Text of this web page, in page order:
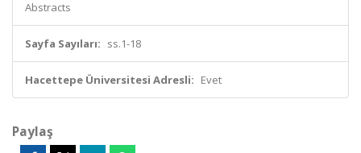
Abstracts
Sayfa Sayıları: ss.1-18
Hacettepe Üniversitesi Adresli: Evet
Paylaş